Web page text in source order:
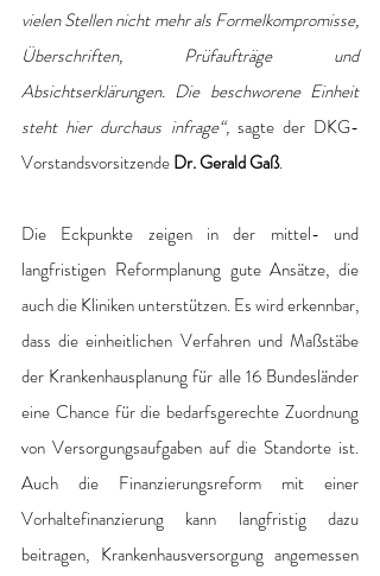
vielen Stellen nicht mehr als Formelkompromisse,
Überschriften, Prüfaufträge und
Absichtserklärungen. Die beschworene Einheit
steht hier durchaus infrage“, sagte der DKG-
Vorstandsvorsitzende Dr. Gerald Gaß.
Die Eckpunkte zeigen in der mittel- und
langfristigen Reformplanung gute Ansätze, die
auch die Kliniken unterstützen. Es wird erkennbar,
dass die einheitlichen Verfahren und Maßstäbe
der Krankenhausplanung für alle 16 Bundesländer
eine Chance für die bedarfsgerechte Zuordnung
von Versorgungsaufgaben auf die Standorte ist.
Auch die Finanzierungsreform mit einer
Vorhaltefinanzierung kann langfristig dazu
beitragen, Krankenhausversorgung angemessen